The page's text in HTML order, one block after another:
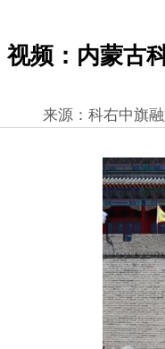
视频：内蒙古
来源：科右中旗